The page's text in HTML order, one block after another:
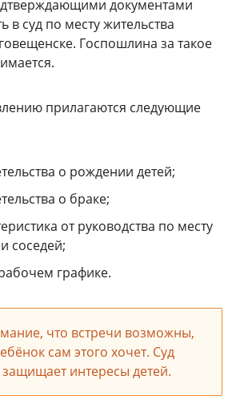
документами
в суд по месту жительства
Госпошлина за такое
прилагаются следующие
о рождении детей;
о браке;
от руководства по месту
соседей;
графике.
что встречи возможны,
сам этого хочет. Суд
интересы детей.